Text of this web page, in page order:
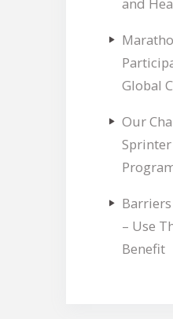
and
Global
Our
– Use
Benefit